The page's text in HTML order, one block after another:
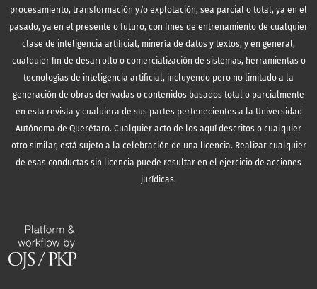
procesamiento, transformación y/o explotación, sea parcial o total, ya en el
pasado, ya en el presente o futuro, con fines de entrenamiento de cualquier
clase de inteligencia artificial, minería de datos y textos, y en general,
cualquier fin de desarrollo o comercialización de sistemas, herramientas o
tecnologías de inteligencia artificial, incluyendo pero no limitado a la
generación de obras derivadas o contenidos basados total o parcialmente
en esta revista y cualuiera de sus partes pertenecientes a la Universidad
Autónoma de Querétaro. Cualquier acto de los aquí descritos o cualquier
otro similar, está sujeto a la celebración de una licencia. Realizar cualquier
de esas conductas sin licencia puede resultar en el ejercicio de acciones
jurídicas.